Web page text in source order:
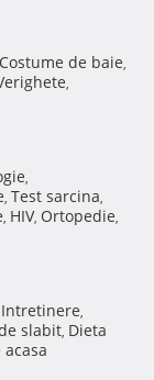
Costume de baie,
,
,
, Test sarcina,
, HIV, Ortopedie,
Intretinere,
slabit, Dieta
acasa